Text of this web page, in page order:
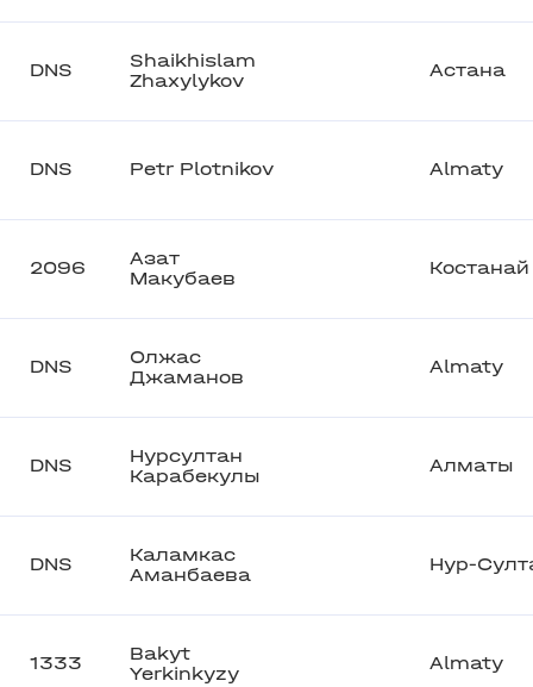
DNS
Shaikhislam
Zhaxylykov
Астана
DNS Petr Plotnikov Almaty
2096
Азат
Макубаев
Костанай
DNS
Олжас
Джаманов
Almaty
DNS
Нурсултан
Карабекулы
Алматы
DNS
Каламкас
Аманбаева
Нур-
1333
Bakyt
Yerkinkyzy
Almaty